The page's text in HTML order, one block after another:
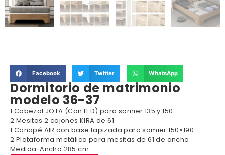
Facebook Twitter WhatsApp
Dormitorio de matrimonio
modelo 36-37
1 Cabezal JOTA (Con LED) para somier 135 y 150
2 Mesitas 2 cajones KIRA de 61
1 Canapé AIR con base tapizada para somier 150×190
2 Plataforma metálica para mesitas de 61 de ancho
Medida: Ancho 285 cm